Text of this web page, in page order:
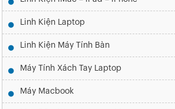
Linh Kiện Laptop
Linh Kiện Máy Tính Bàn
Máy Tính Xách Tay Laptop
Máy Macbook